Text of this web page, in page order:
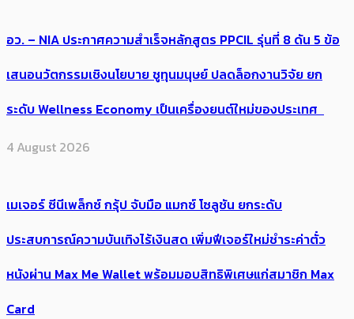
อว. – NIA ประกาศความสำเร็จหลักสูตร PPCIL รุ่นที่ 8 ดัน 5 ข้อ
เสนอนวัตกรรมเชิงนโยบาย ชูทุนมนุษย์ ปลดล็อกงานวิจัย ยก
ระดับ Wellness Economy เป็นเครื่องยนต์ใหม่ของประเทศ
4 August 2026
เมเจอร์ ซีนีเพล็กซ์ กรุ้ป จับมือ แมกซ์ โซลูชัน ยกระดับ
ประสบการณ์ความบันเทิงไร้เงินสด เพิ่มฟีเจอร์ใหม่ชำระค่าตั๋ว
หนังผ่าน Max Me Wallet พร้อมมอบสิทธิพิเศษแก่สมาชิก Max
Card